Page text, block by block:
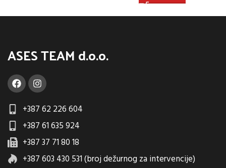
ASES TEAM d.o.o.
+387 62 226 604
+387 61 635 924
+387 37 71 80 18
+387 603 430 531 (broj dežurnog za intervencije)